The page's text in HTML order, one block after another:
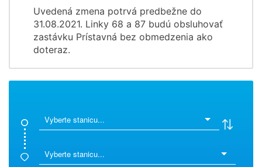
Uvedená zmena potrvá predbežne do
31.08.2021. Linky 68 a 87 budú obsluhovať
zastávku Prístavná bez obmedzenia ako
doteraz.